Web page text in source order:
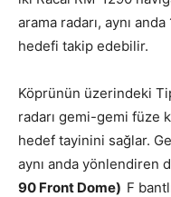
arama radarı, aynı
hedefi takip edebilir.
Köprünün üzerindeki
radarı gemi-gemi füze
hedef tayinini sağlar.
aynı anda yönlendiren
90 Front Dome) F